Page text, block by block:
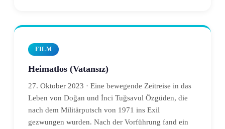
FILM
Heimatlos (Vatansız)
27. Oktober 2023 · Eine bewegende Zeitreise in das
Leben von Doğan und İnci Tuğsavul Özgüden, die
nach dem Militärputsch von 1971 ins Exil
gezwungen wurden. Nach der Vorführung fand ein